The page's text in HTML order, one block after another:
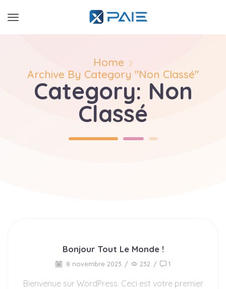
Home
Archive By Category "Non Classé"
Category: Non
Classé
Bonjour Tout Le Monde !
8 novembre 2023 / 232 / 1
Bienvenue sur WordPress. Ceci est votre premier